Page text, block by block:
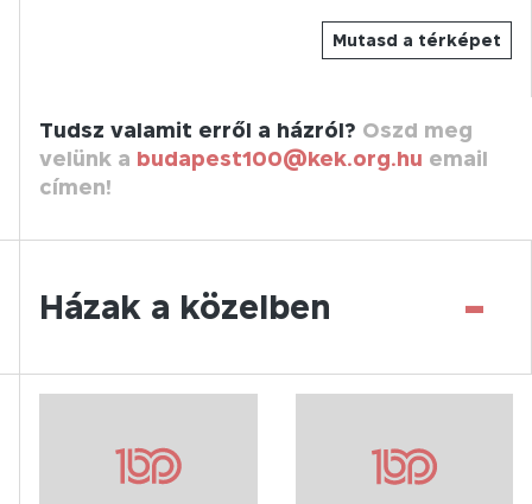
Mutasd a térképet
Tudsz valamit erről a házról? Oszd meg
velünk a budapest100@kek.org.hu email
címen!
Házak a közelben -